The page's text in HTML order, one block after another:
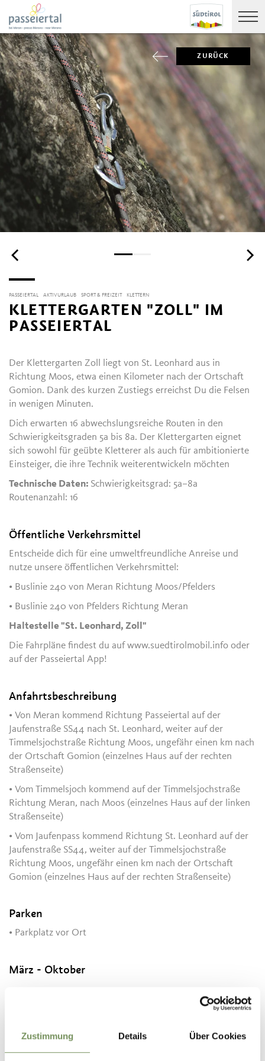
Zustimmung Details Über Cookies
ZURÜCK
PASSEIERTAL AKTIVURLAUB SPORT & FREIZEIT KLETTERN
KLETTERGARTEN "ZOLL" IM
PASSEIERTAL
Der Klettergarten Zoll liegt von St. Leonhard aus in
Richtung Moos, etwa einen Kilometer nach der Ortschaft
Gomion. Dank des kurzen Zustiegs erreichst Du die Felsen
in wenigen Minuten.
Dich erwarten 16 abwechslungsreiche Routen in den
Schwierigkeitsgraden 5a bis 8a. Der Klettergarten eignet
sich sowohl für geübte Kletterer als auch für ambitionierte
Einsteiger, die ihre Technik weiterentwickeln möchten
Technische Daten: Schwierigkeitsgrad: 5a–8a
Routenanzahl: 16
Öffentliche Verkehrsmittel
Entscheide dich für eine umweltfreundliche Anreise und
nutze unsere öffentlichen Verkehrsmittel:
• Buslinie 240 von Meran Richtung Moos/Pfelders
• Buslinie 240 von Pfelders Richtung Meran
Haltestelle "St. Leonhard, Zoll"
Die Fahrpläne findest du auf www.suedtirolmobil.info oder
auf der Passeiertal App!
Anfahrtsbeschreibung
• Von Meran kommend Richtung Passeiertal auf der
Jaufenstraße SS44 nach St. Leonhard, weiter auf der
Timmelsjochstraße Richtung Moos, ungefähr einen km nach
der Ortschaft Gomion (einzelnes Haus auf der rechten
Straßenseite)
• Vom Timmelsjoch kommend auf der Timmelsjochstraße
Richtung Meran, nach Moos (einzelnes Haus auf der linken
Straßenseite)
• Vom Jaufenpass kommend Richtung St. Leonhard auf der
Jaufenstraße SS44, weiter auf der Timmelsjochstraße
Richtung Moos, ungefähr einen km nach der Ortschaft
Gomion (einzelnes Haus auf der rechten Straßenseite)
Parken
• Parkplatz vor Ort
März - Oktober
Passeirer Straße 40
39015 St. Leonhard in Passeier